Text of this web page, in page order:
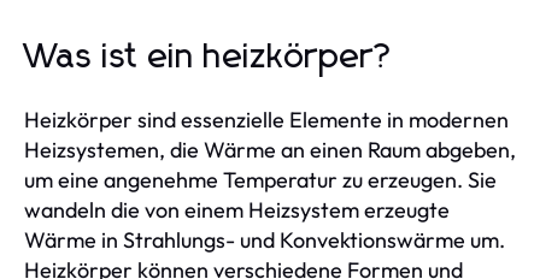
Was ist ein heizkörper?
Heizkörper sind essenzielle Elemente in modernen
Heizsystemen, die Wärme an einen Raum abgeben,
um eine angenehme Temperatur zu erzeugen. Sie
wandeln die von einem Heizsystem erzeugte
Wärme in Strahlungs- und Konvektionswärme um.
Heizkörper können verschiedene Formen und